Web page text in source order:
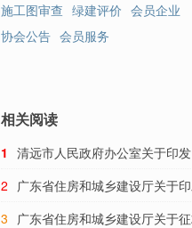
施工图审查 绿建评价 会员企业
协会公告 会员服务
相关阅读
1 清远市人民政府办公室关于印
市绿色建筑管理办法》的通知
2 广东省住房和城乡建设厅关于
东省绿色建筑发展专项规划编制技
3 广东省住房和城乡建设厅关于